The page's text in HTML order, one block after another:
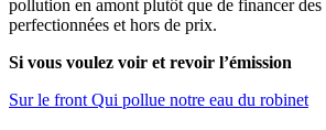
pollution en amont plutôt que de financer
perfectionnées et hors de prix.
Si vous voulez voir et revoir l’émission
Sur le front Qui pollue notre eau du robinet